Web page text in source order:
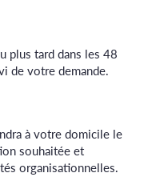
plus tard dans les 48
de votre demande.
à votre domicile le
souhaitée et
organisationnelles.